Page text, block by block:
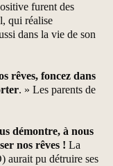
furent des
qui réalise
dans la vie de son
rêves, foncez dans
. » Les parents de
démontre, à nous
nos rêves ! La
aurait pu détruire ses